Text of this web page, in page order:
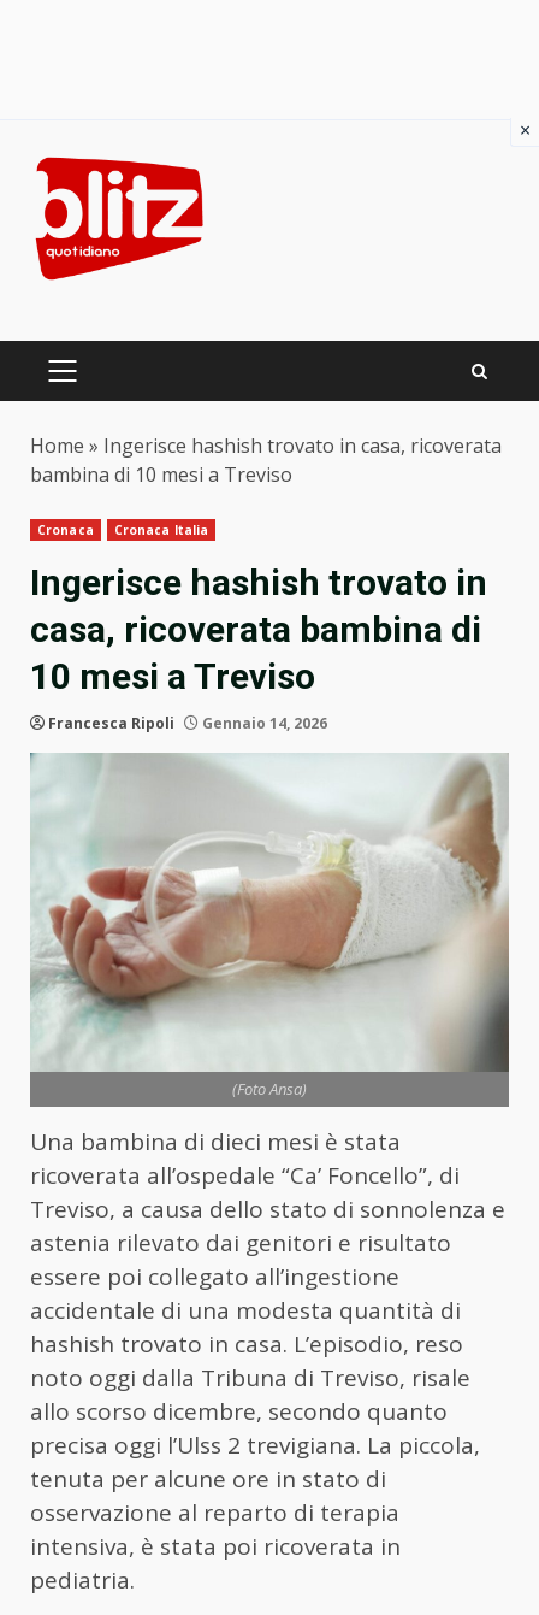
content
PRIMARY
Home » Ingerisce hashish trovato in casa, ricoverata
bambina di 10 mesi a Treviso
Cronaca Cronaca Italia
Ingerisce hashish trovato in
casa, ricoverata bambina di
10 mesi a Treviso
Francesca Ripoli Gennaio 14, 2026
(Foto Ansa)
Una bambina di dieci mesi è stata
ricoverata all’ospedale “Ca’ Foncello”, di
Treviso, a causa dello stato di sonnolenza e
astenia rilevato dai genitori e risultato
essere poi collegato all’ingestione
accidentale di una modesta quantità di
hashish trovato in casa. L’episodio, reso
noto oggi dalla Tribuna di Treviso, risale
allo scorso dicembre, secondo quanto
precisa oggi l’Ulss 2 trevigiana. La piccola,
tenuta per alcune ore in stato di
osservazione al reparto di terapia
intensiva, è stata poi ricoverata in
pediatria.
×